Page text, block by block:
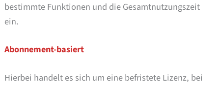
bestimmte Funktionen und die Gesamtnutzungszeit
ein.
Abonnement-basiert
Hierbei handelt es sich um eine befristete Lizenz, bei